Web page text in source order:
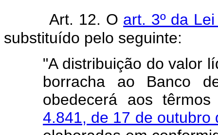
Art. 12. O art. 3º da
substituído pelo seguinte:
"A distribuição do valor
borracha ao Banco
obedecerá aos
4.841, de 17 de outubro